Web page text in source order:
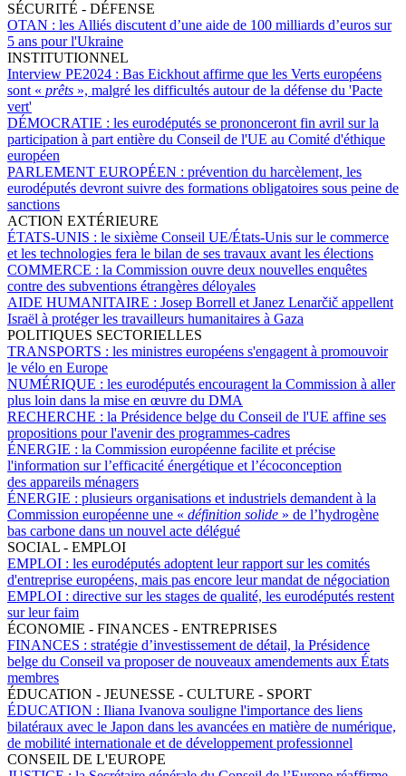
SÉCURITÉ - DÉFENSE
OTAN : les Alliés discutent d’une aide de 100 milliards d’euros sur
5 ans pour l'Ukraine
INSTITUTIONNEL
Interview PE2024 : Bas Eickhout affirme que les Verts européens
sont « prêts », malgré les difficultés autour de la défense du 'Pacte
vert'
DÉMOCRATIE : les eurodéputés se prononceront fin avril sur la
participation à part entière du Conseil de l'UE au Comité d'éthique
européen
PARLEMENT EUROPÉEN : prévention du harcèlement, les
eurodéputés devront suivre des formations obligatoires sous peine de
sanctions
ACTION EXTÉRIEURE
ÉTATS-UNIS : le sixième Conseil UE/États-Unis sur le commerce
et les technologies fera le bilan de ses travaux avant les élections
COMMERCE : la Commission ouvre deux nouvelles enquêtes
contre des subventions étrangères déloyales
AIDE HUMANITAIRE : Josep Borrell et Janez Lenarčič appellent
Israël à protéger les travailleurs humanitaires à Gaza
POLITIQUES SECTORIELLES
TRANSPORTS : les ministres européens s'engagent à promouvoir
le vélo en Europe
NUMÉRIQUE : les eurodéputés encouragent la Commission à aller
plus loin dans la mise en œuvre du DMA
RECHERCHE : la Présidence belge du Conseil de l'UE affine ses
propositions pour l'avenir des programmes-cadres
ÉNERGIE : la Commission européenne facilite et précise
l'information sur l’efficacité énergétique et l’écoconception
des appareils ménagers
ÉNERGIE : plusieurs organisations et industriels demandent à la
Commission européenne une « définition solide » de l’hydrogène
bas carbone dans un nouvel acte délégué
SOCIAL - EMPLOI
EMPLOI : les eurodéputés adoptent leur rapport sur les comités
d'entreprise européens, mais pas encore leur mandat de négociation
EMPLOI : directive sur les stages de qualité, les eurodéputés restent
sur leur faim
ÉCONOMIE - FINANCES - ENTREPRISES
FINANCES : stratégie d’investissement de détail, la Présidence
belge du Conseil va proposer de nouveaux amendements aux États
membres
ÉDUCATION - JEUNESSE - CULTURE - SPORT
ÉDUCATION : Iliana Ivanova souligne l'importance des liens
bilatéraux avec le Japon dans les avancées en matière de numérique,
de mobilité internationale et de développement professionnel
CONSEIL DE L'EUROPE